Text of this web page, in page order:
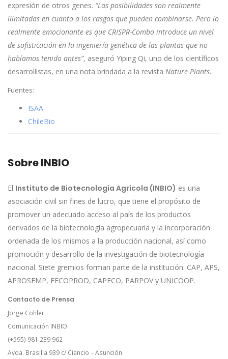
expresión de otros genes. “Las posibilidades son realmente
ilimitadas en cuanto a los rasgos que pueden combinarse. Pero lo
realmente emocionante es que CRISPR-Combo introduce un nivel
de sofisticación en la ingeniería genética de las plantas que no
habíamos tenido antes”, aseguró Yiping Qi, uno de los científicos
desarrollistas, en una nota brindada a la revista Nature Plants.
Fuentes:
ISAA
ChileBio
Sobre INBIO
El Instituto de Biotecnología Agrícola (INBIO) es una
asociación civil sin fines de lucro, que tiene el propósito de
promover un adecuado acceso al país de los productos
derivados de la biotecnología agropecuaria y la incorporación
ordenada de los mismos a la producción nacional, así como
promoción y desarrollo de la investigación de biotecnología
nacional. Siete gremios forman parte de la institución: CAP, APS,
APROSEMP, FECOPROD, CAPECO, PARPOV y UNICOOP.
Contacto de Prensa
Jorge Cohler
Comunicación INBIO
(+595) 981 239 962
Avda. Brasilia 939 c/ Ciancio – Asunción